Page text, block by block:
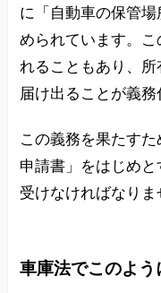
に「自動車の保管
められています。
れることもあり、
届け出ることが義務
この義務を果たす
申請書」をはじめ
受けなければなりま
車庫法でこのよ